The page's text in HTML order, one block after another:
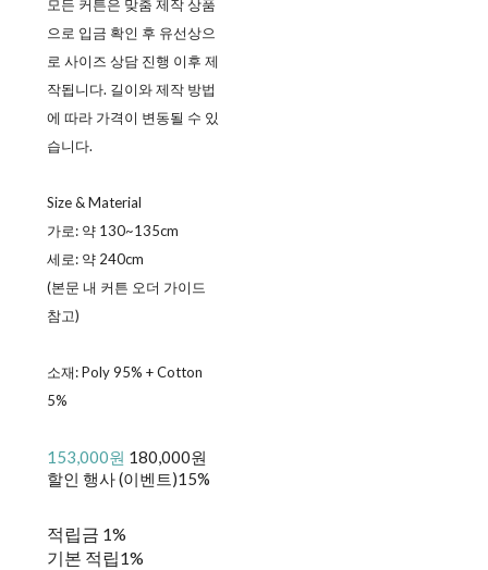
모든 커튼은 맞춤 제작 상품
으로 입금 확인 후 유선상으
로 사이즈 상담 진행 이후 제
작됩니다. 길이와 제작 방법
에 따라 가격이 변동될 수 있
습니다.
Size & Material
가로: 약 130~135cm
세로: 약 240cm
(본문 내 커튼 오더 가이드
참고)
소재: Poly 95% + Cotton
5%
153,000원 180,000원
할인 행사 (이벤트)15%
적립금 1%
기본 적립1%